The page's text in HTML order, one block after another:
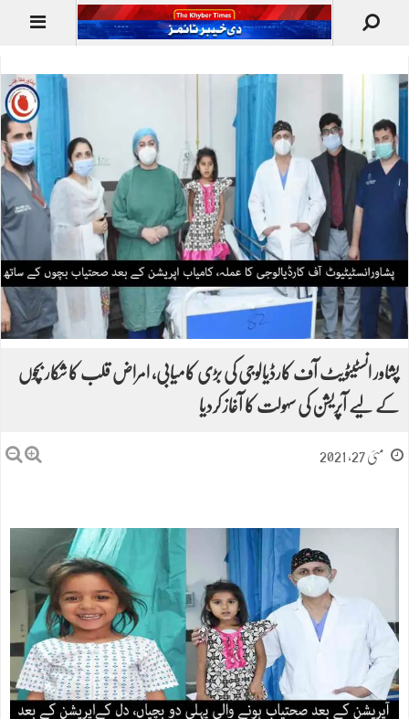
پشاور انسٹیٹویٹ آف کارڈیالوجی کی بڑی کامیابی، امراض قلب کا شکار بچوں
کے لیے آپریشن کی سہولت کا آغاز کردیا
مئی 27, 2021